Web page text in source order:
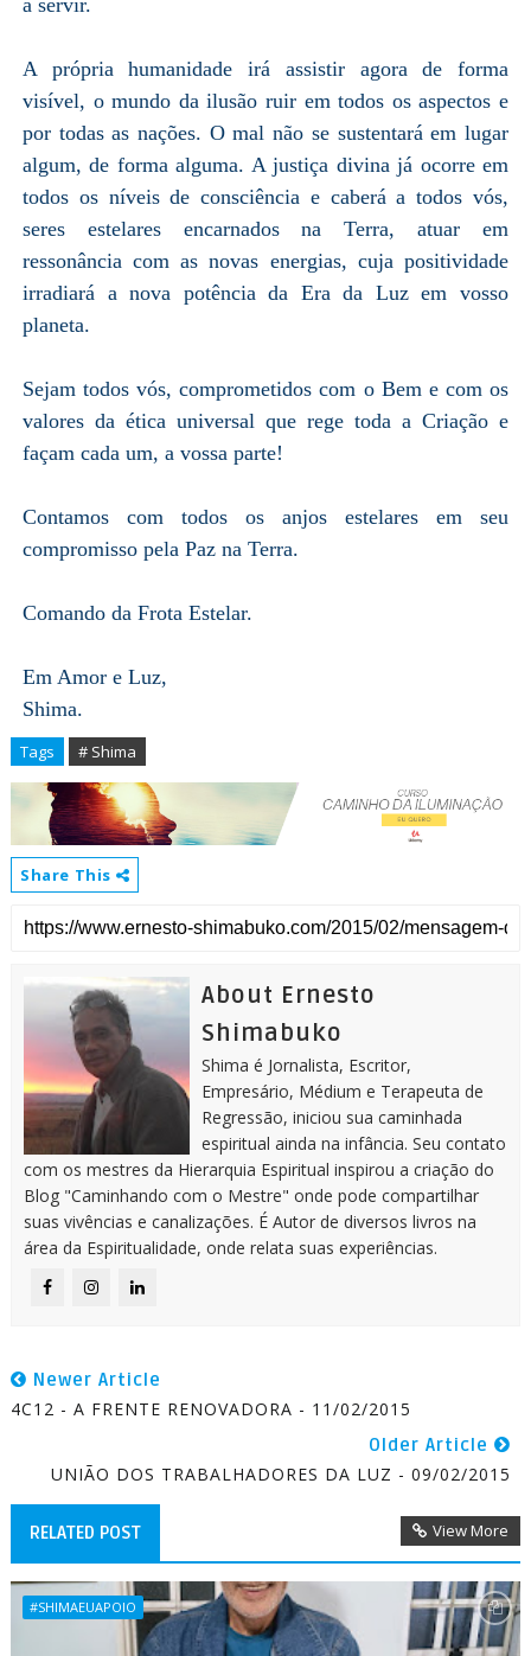
A própria humanidade irá assistir agora de forma
visível, o mundo da ilusão ruir em todos os aspectos e
por todas as nações. O mal não se sustentará em lugar
algum, de forma alguma. A justiça divina já ocorre em
todos os níveis de consciência e caberá a todos vós,
seres estelares encarnados na Terra, atuar em
ressonância com as novas energias, cuja positividade
irradiará a nova potência da Era da Luz em vosso
planeta.
Sejam todos vós, comprometidos com o Bem e com os
valores da ética universal que rege toda a Criação e
façam cada um, a vossa parte!
Contamos com todos os anjos estelares em seu
compromisso pela Paz na Terra.
Comando da Frota Estelar.
Em Amor e Luz,
Shima.
Tags # Shima
Share This
About Ernesto
Shimabuko
Shima é Jornalista, Escritor,
Empresário, Médium e Terapeuta de
Regressão, iniciou sua caminhada
espiritual ainda na infância. Seu contato
com os mestres da Hierarquia Espiritual inspirou a criação do
Blog "Caminhando com o Mestre" onde pode compartilhar
suas vivências e canalizações. É Autor de diversos livros na
área da Espiritualidade, onde relata suas experiências.
Newer Article
4C12 - A FRENTE RENOVADORA - 11/02/2015
Older Article
UNIÃO DOS TRABALHADORES DA LUZ - 09/02/2015
RELATED POST View More
#SHIMAEUAPOIO